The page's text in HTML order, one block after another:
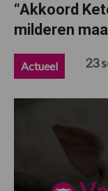
“Akkoord
milderen
Actueel 23